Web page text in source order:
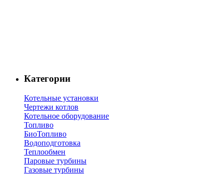
Категории
Котельные установки
Чертежи котлов
Котельное оборудование
Топливо
БиоТопливо
Водоподготовка
Теплообмен
Паровые турбины
Газовые турбины